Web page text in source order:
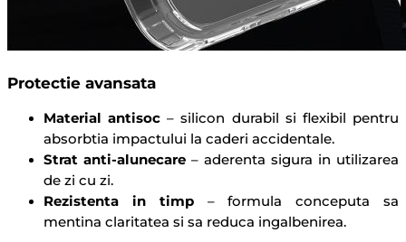
Protectie avansata
Material antisoc – silicon durabil si flexibil pentru
absorbtia impactului la caderi accidentale.
Strat anti-alunecare – aderenta sigura in utilizarea
de zi cu zi.
Rezistenta in timp– formula conceputa sa
mentina claritatea si sa reduca ingalbenirea.